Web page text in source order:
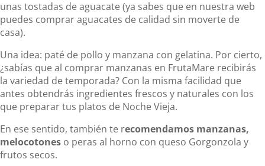
unas tostadas de aguacate (ya sabes que en nuestra web
puedes comprar aguacates de calidad sin moverte de
casa).
Una idea: paté de pollo y manzana con gelatina. Por cierto,
¿sabías que al comprar manzanas en FrutaMare recibirás
la variedad de temporada? Con la misma facilidad que
antes obtendrás ingredientes frescos y naturales con los
que preparar tus platos de Noche Vieja.
En ese sentido, también te recomendamos manzanas,
melocotones o peras al horno con queso Gorgonzola y
frutos secos.